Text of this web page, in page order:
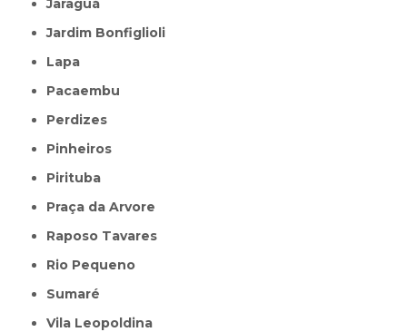
Jaraguá
Jardim Bonfiglioli
Lapa
Pacaembu
Perdizes
Pinheiros
Pirituba
Praça da Arvore
Raposo Tavares
Rio Pequeno
Sumaré
Vila Leopoldina